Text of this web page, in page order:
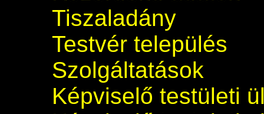
Tiszaladány
Testvér település
Szolgáltatások
Képviselő testületi